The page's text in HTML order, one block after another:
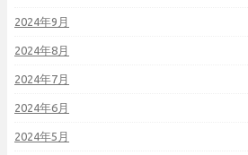
2024年9月
2024年8月
2024年7月
2024年6月
2024年5月